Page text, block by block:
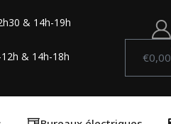
& 14h-19h
12h & 14h-18h €0,00